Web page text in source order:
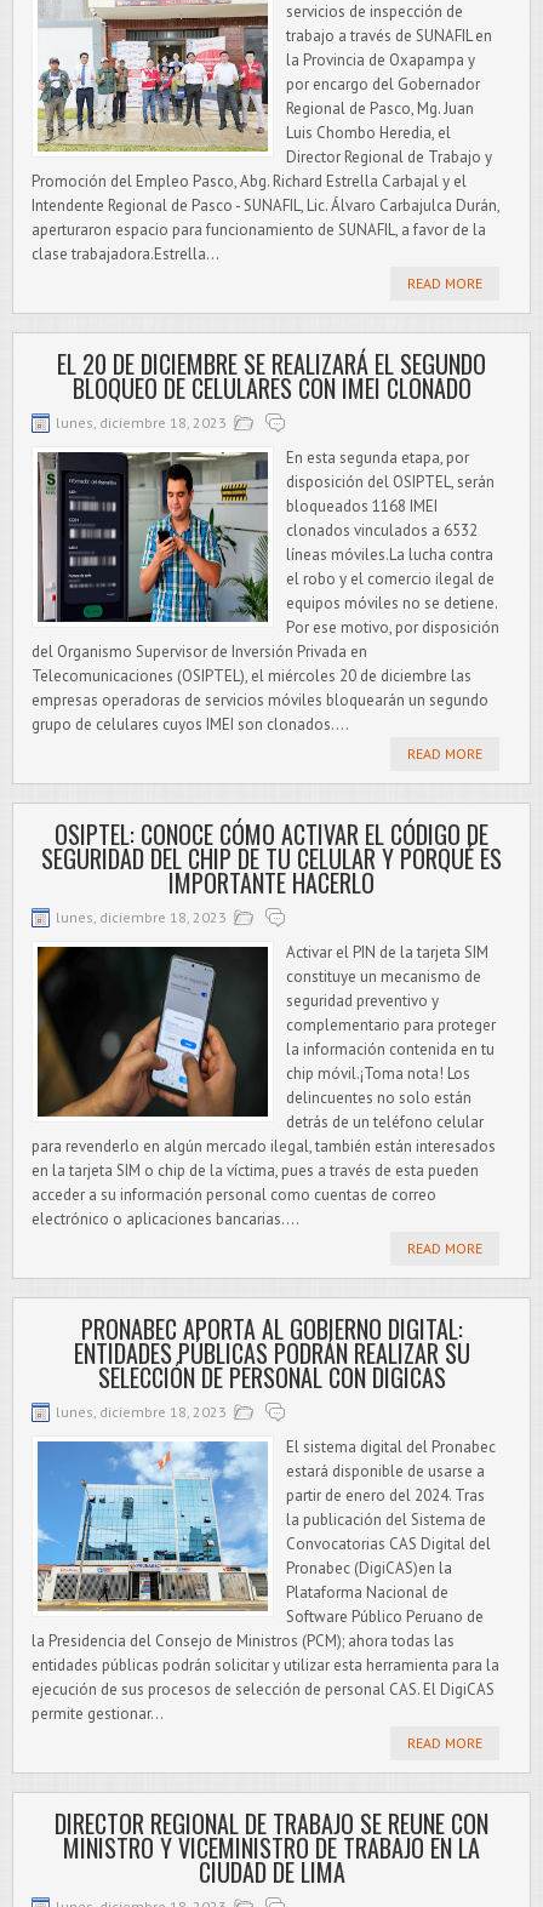
servicios de inspección de
trabajo a través de SUNAFIL en
la Provincia de Oxapampa y
por encargo del Gobernador
Regional de Pasco, Mg. Juan
Luis Chombo Heredia, el
Director Regional de Trabajo y
Promoción del Empleo Pasco, Abg. Richard Estrella Carbajal y el
Intendente Regional de Pasco - SUNAFIL, Lic. Álvaro Carbajulca Durán,
aperturaron espacio para funcionamiento de SUNAFIL, a favor de la
clase trabajadora.Estrella...
READ MORE
EL 20 DE DICIEMBRE SE REALIZARÁ EL SEGUNDO
BLOQUEO DE CELULARES CON IMEI CLONADO
lunes, diciembre 18, 2023
En esta segunda etapa, por
disposición del OSIPTEL, serán
bloqueados 1168 IMEI
clonados vinculados a 6532
líneas móviles.La lucha contra
el robo y el comercio ilegal de
equipos móviles no se detiene.
Por ese motivo, por disposición
del Organismo Supervisor de Inversión Privada en
Telecomunicaciones (OSIPTEL), el miércoles 20 de diciembre las
empresas operadoras de servicios móviles bloquearán un segundo
grupo de celulares cuyos IMEI son clonados....
READ MORE
OSIPTEL: CONOCE CÓMO ACTIVAR EL CÓDIGO DE
SEGURIDAD DEL CHIP DE TU CELULAR Y PORQUÉ ES
IMPORTANTE HACERLO
lunes, diciembre 18, 2023
Activar el PIN de la tarjeta SIM
constituye un mecanismo de
seguridad preventivo y
complementario para proteger
la información contenida en tu
chip móvil.¡Toma nota! Los
delincuentes no solo están
detrás de un teléfono celular
para revenderlo en algún mercado ilegal, también están interesados
en la tarjeta SIM o chip de la víctima, pues a través de esta pueden
acceder a su información personal como cuentas de correo
electrónico o aplicaciones bancarias....
READ MORE
PRONABEC APORTA AL GOBIERNO DIGITAL:
ENTIDADES PÚBLICAS PODRÁN REALIZAR SU
SELECCIÓN DE PERSONAL CON DIGICAS
lunes, diciembre 18, 2023
El sistema digital del Pronabec
estará disponible de usarse a
partir de enero del 2024. Tras
la publicación del Sistema de
Convocatorias CAS Digital del
Pronabec (DigiCAS)en la
Plataforma Nacional de
Software Público Peruano de
la Presidencia del Consejo de Ministros (PCM); ahora todas las
entidades públicas podrán solicitar y utilizar esta herramienta para la
ejecución de sus procesos de selección de personal CAS. El DigiCAS
permite gestionar...
READ MORE
DIRECTOR REGIONAL DE TRABAJO SE REUNE CON
MINISTRO Y VICEMINISTRO DE TRABAJO EN LA
CIUDAD DE LIMA